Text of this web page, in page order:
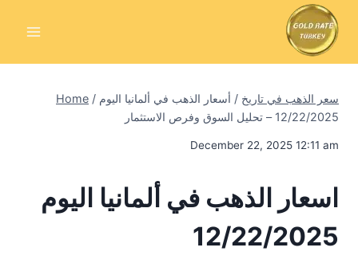
Home / سعر الذهب في تاريخ / أسعار الذهب في ألمانيا اليوم
12/22/2025 – تحليل السوق وفرص الاستثمار
December 22, 2025 12:11 am
اسعار الذهب في ألمانيا اليوم
12/22/2025